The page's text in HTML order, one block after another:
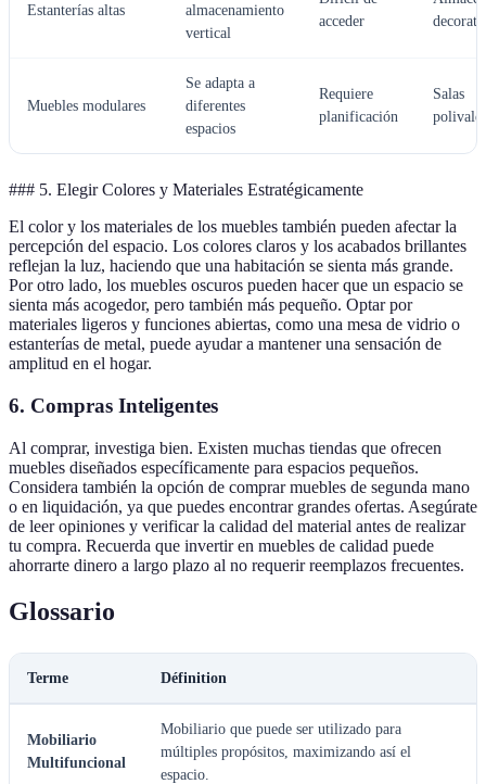
Estanterías altas
almacenamiento
vertical
acceder
Muebles modulares
Se adapta a
diferentes
espacios
Requiere
planificación
Salas
### 5. Elegir Colores y Materiales Estratégicamente
El color y los materiales de los muebles también pueden afectar la
percepción del espacio. Los colores claros y los acabados brillantes
reflejan la luz, haciendo que una habitación se sienta más grande.
Por otro lado, los muebles oscuros pueden hacer que un espacio se
sienta más acogedor, pero también más pequeño. Optar por
materiales ligeros y funciones abiertas, como una mesa de vidrio o
estanterías de metal, puede ayudar a mantener una sensación de
amplitud en el hogar.
6. Compras Inteligentes
Al comprar, investiga bien. Existen muchas tiendas que ofrecen
muebles diseñados específicamente para espacios pequeños.
Considera también la opción de comprar muebles de segunda mano
o en liquidación, ya que puedes encontrar grandes ofertas. Asegúrate
de leer opiniones y verificar la calidad del material antes de realizar
tu compra. Recuerda que invertir en muebles de calidad puede
ahorrarte dinero a largo plazo al no requerir reemplazos frecuentes.
Glossario
Terme Définition
Mobiliario
Multifuncional
Mobiliario que puede ser utilizado para
múltiples propósitos, maximizando así el
espacio.